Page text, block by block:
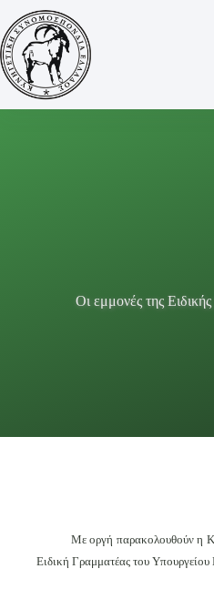
Μετάβαση
στο
περιεχόμενο
Οι εμμονές της
Με οργή παρακολουθούν η
Ειδική Γραμματέας του